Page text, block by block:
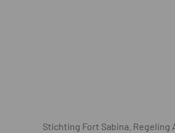
Stichting Fort Sabina. Regeling